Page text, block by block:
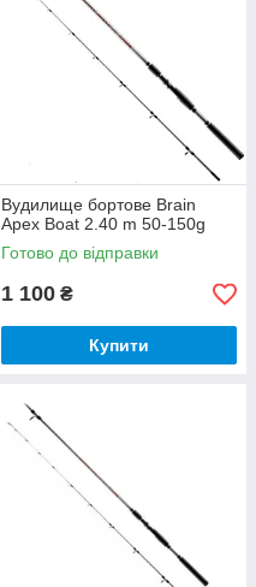
Вудилище бортове Brain
Apex Boat 2.40 m 50-150g
Готово до відправки
1 100 ₴
Купити